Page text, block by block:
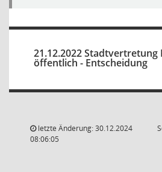
21.12.2022 Stadtvertretung
öffentlich - Entscheidung
letzte Änderung: 30.12.2024
08:06:05